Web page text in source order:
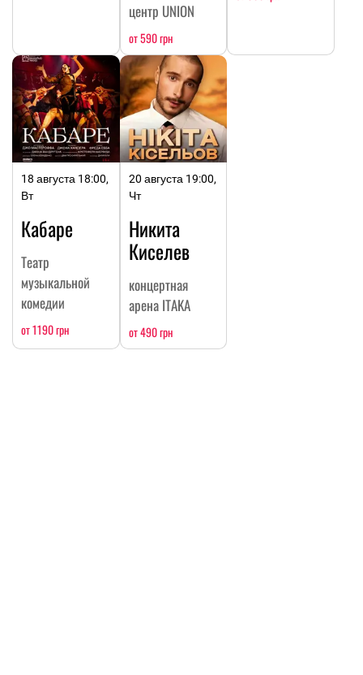
центр UNION
от 590 грн
18 августа 18:00,
Вт
Кабаре
Театр
музыкальной
комедии
от 1190 грн
20 августа 19:00,
Чт
Никита
Киселев
концертная
арена ITAKA
от 490 грн